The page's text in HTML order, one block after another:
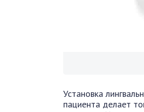
Установка
пациента делает